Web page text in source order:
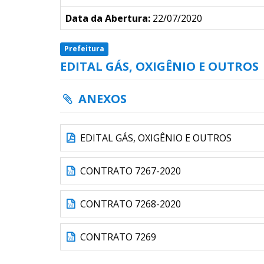
Data da Abertura: 22/07/2020
Prefeitura
EDITAL GÁS, OXIGÊNIO E OUTROS
ANEXOS
EDITAL GÁS, OXIGÊNIO E OUTROS
CONTRATO 7267-2020
CONTRATO 7268-2020
CONTRATO 7269